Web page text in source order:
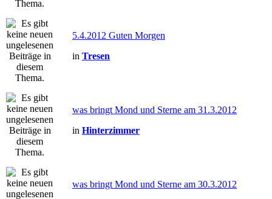
5.4.2012 Guten Morgen
in Tresen
was bringt Mond und Sterne am 31.3.2012
in Hinterzimmer
was bringt Mond und Sterne am 30.3.2012